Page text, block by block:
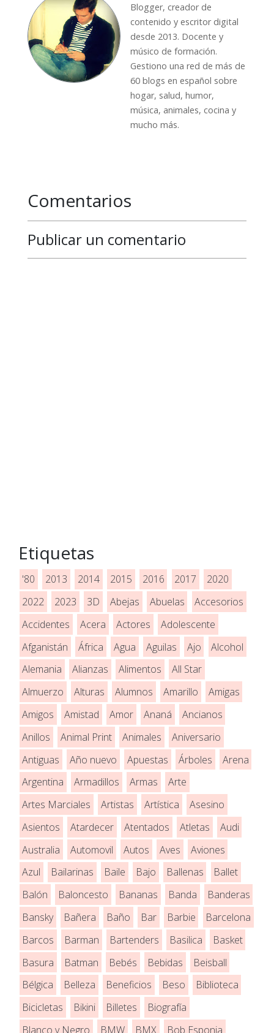
Blogger, creador de
contenido y escritor digital
desde 2013. Docente y
músico de formación.
Gestiono una red de más de
60 blogs en español sobre
hogar, salud, humor,
música, animales, cocina y
mucho más.
Comentarios
Publicar un comentario
Etiquetas
'80 2013 2014 2015 2016 2017
2020
2022
2023 3D Abejas Abuelas
Accesorios
Accidentes
Acera Actores
Adolescente
Afganistán
África Agua Aguilas Ajo
Alcohol
Alemania
Alianzas Alimentos
All Star
Almuerzo
Alturas Alumnos Amarillo
Amigas
Amigos
Amistad Amor Ananá
Ancianos
Anillos
Animal Print Animales
Aniversario
Antiguas
Año nuevo Apuestas Árboles
Arena
Argentina
Armadillos Armas
Arte
Artes Marciales
Artistas Artística
Asesino
Asientos
Atardecer Atentados Atletas
Audi
Australia
Automovil Autos Aves
Aviones
Azul
Bailarinas Baile Bajo Ballenas
Ballet
Balón
Baloncesto Bananas Banda
Banderas
Bansky
Bañera Baño Bar Barbie
Barcelona
Barcos
Barman Bartenders Basilica
Basket
Basura
Batman Bebés Bebidas
Beisball
Bélgica
Belleza Beneficios Beso
Biblioteca
Bicicletas
Bikini Billetes
Biografía
Blanco y Negro
BMW BMX Bob Esponja